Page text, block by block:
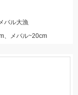
バル大漁
、メバル~20cm